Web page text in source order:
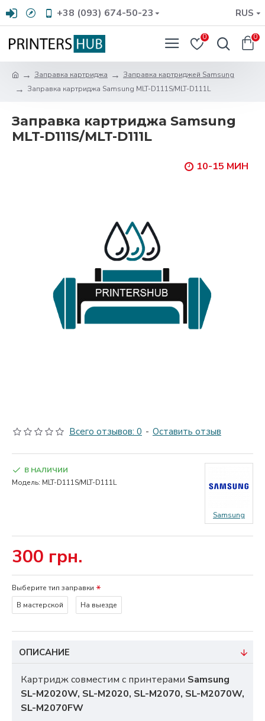
+38 (093) 674-50-23 RUS
0 0
Заправка картриджа
Заправка картриджей Samsung
Заправка картриджа Samsung MLT-D111S/MLT-D111L
Заправка картриджа Samsung
MLT-D111S/MLT-D111L
10-15 МИН
Всего отзывов: 0 - Оставить отзыв
300 грн.
В НАЛИЧИИ
Модель: MLT-D111S/MLT-D111L
Samsung
Выберите тип заправки
В мастерской
На выезде
ОПИСАНИЕ
Картридж совместим с принтерами Samsung
SL-M2020W, SL-M2020, SL-M2070, SL-M2070W,
SL-M2070FW